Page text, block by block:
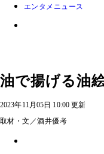
エンタメニュース
油で揚げる油
2023年11月05日 10:00 更新
取材・文／酒井優考